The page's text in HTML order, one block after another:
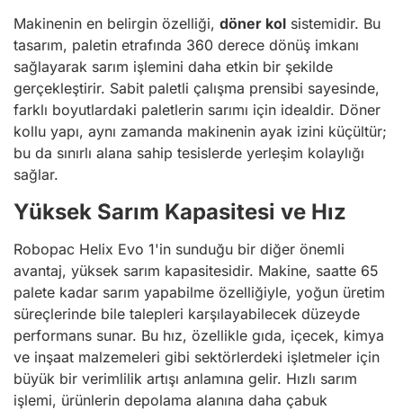
Makinenin en belirgin özelliği, döner kol sistemidir. Bu
tasarım, paletin etrafında 360 derece dönüş imkanı
sağlayarak sarım işlemini daha etkin bir şekilde
gerçekleştirir. Sabit paletli çalışma prensibi sayesinde,
farklı boyutlardaki paletlerin sarımı için idealdir. Döner
kollu yapı, aynı zamanda makinenin ayak izini küçültür;
bu da sınırlı alana sahip tesislerde yerleşim kolaylığı
sağlar.
Yüksek Sarım Kapasitesi ve Hız
Robopac Helix Evo 1'in sunduğu bir diğer önemli
avantaj, yüksek sarım kapasitesidir. Makine, saatte 65
palete kadar sarım yapabilme özelliğiyle, yoğun üretim
süreçlerinde bile talepleri karşılayabilecek düzeyde
performans sunar. Bu hız, özellikle gıda, içecek, kimya
ve inşaat malzemeleri gibi sektörlerdeki işletmeler için
büyük bir verimlilik artışı anlamına gelir. Hızlı sarım
işlemi, ürünlerin depolama alanına daha çabuk